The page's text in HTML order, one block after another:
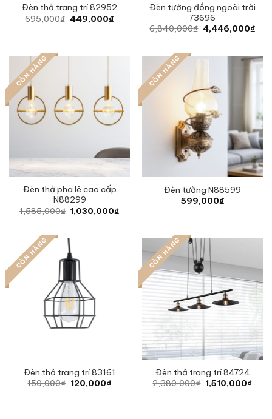
Đèn thả trang trí 82952
695,000₫ Original
price
449,000₫Current
Đèn tường đồng ngoài trời
73696
6,840,000₫ Original
price
4,446,000₫
CÒN HÀNG
Đèn thả pha lê cao cấp
N88299
1,585,000₫ Original
price
1,030,000₫
CÒN HÀNG
Đèn tường N88599
599,000₫
CÒN HÀNG
Đèn thả trang trí 83161
150,000₫ Original
price
120,000₫Current
CÒN HÀNG
Đèn thả trang trí 84724
2,380,000₫ Original
price
1,510,000₫